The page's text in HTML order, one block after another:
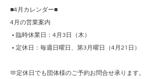
■4月カレンダー■
4月の営業案内
• 臨時休業日：4月3日（木）
• 定休日：毎週日曜日、第3月曜日（4月21日）
🫶定休日でも団体様のご予約お問合せ承ります。